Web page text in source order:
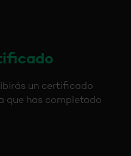
un certificado
que has completado